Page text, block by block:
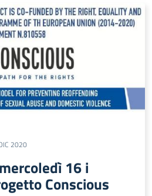
2020
16 i
Conscious